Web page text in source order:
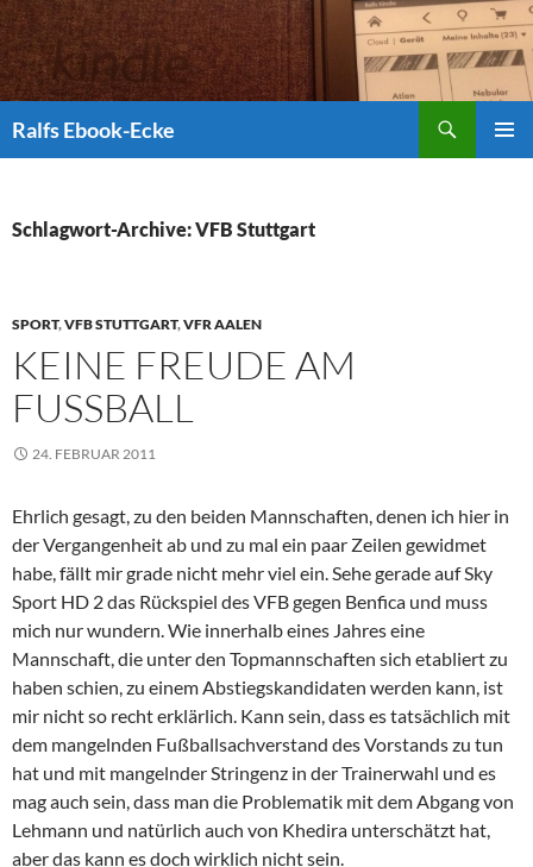
Ralfs Ebook-Ecke
Schlagwort-Archive: VFB Stuttgart
SPORT,VFB STUTTGART,VFR AALEN
KEINE FREUDE AM
FUSSBALL
24. FEBRUAR 2011
Ehrlich gesagt, zu den beiden Mannschaften, denen ich hier in
der Vergangenheit ab und zu mal ein paar Zeilen gewidmet
habe, fällt mir grade nicht mehr viel ein. Sehe gerade auf Sky
Sport HD 2 das Rückspiel des VFB gegen Benfica und muss
mich nur wundern. Wie innerhalb eines Jahres eine
Mannschaft, die unter den Topmannschaften sich etabliert zu
haben schien, zu einem Abstiegskandidaten werden kann, ist
mir nicht so recht erklärlich. Kann sein, dass es tatsächlich mit
dem mangelnden Fußballsachverstand des Vorstands zu tun
hat und mit mangelnder Stringenz in der Trainerwahl und es
mag auch sein, dass man die Problematik mit dem Abgang von
Lehmann und natürlich auch von Khedira unterschätzt hat,
aber das kann es doch wirklich nicht sein.